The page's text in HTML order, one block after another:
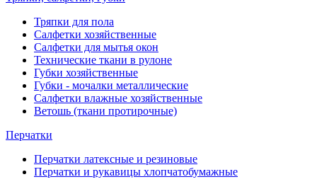
Тряпки для пола
Салфетки хозяйственные
Салфетки для мытья окон
Технические ткани в рулоне
Губки хозяйственные
Губки - мочалки металлические
Салфетки влажные хозяйственные
Ветошь (ткани протирочные)
Перчатки
Перчатки латексные и резиновые
Перчатки и рукавицы хлопчатобумажные